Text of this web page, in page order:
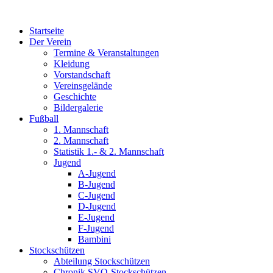
wechselnStartseite
Der Verein
Termine & Veranstaltungen
Kleidung
Vorstandschaft
Vereinsgelände
Geschichte
Bildergalerie
Fußball
1. Mannschaft
2. Mannschaft
Statistik 1.- & 2. Mannschaft
Jugend
A-Jugend
B-Jugend
C-Jugend
D-Jugend
E-Jugend
F-Jugend
Bambini
Stockschützen
Abteilung Stockschützen